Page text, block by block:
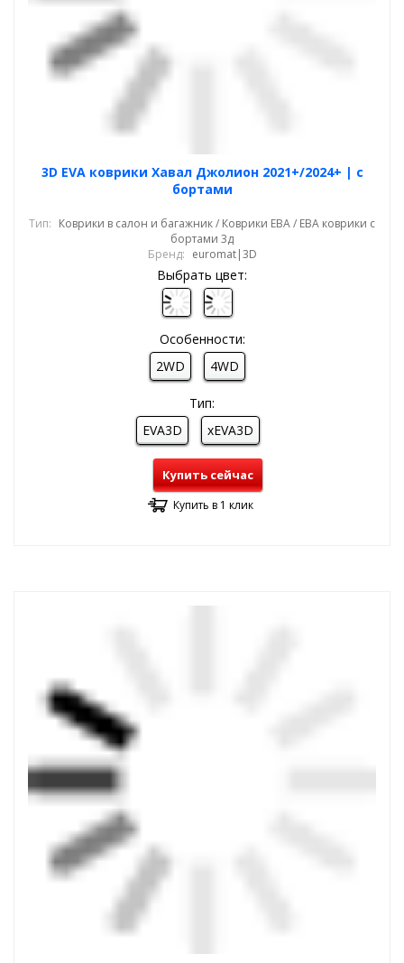
3D EVA коврики Хавал Джолион 2021+/2024+ | с
бортами
Тип: Коврики в салон и багажник / Коврики ЕВА / ЕВА коврики с
бортами 3д
Бренд: euromat|3D
Выбрать цвет:
Особенности:
2WD
4WD
Тип:
EVA3D
xEVA3D
Купить сейчас
Купить в 1 клик